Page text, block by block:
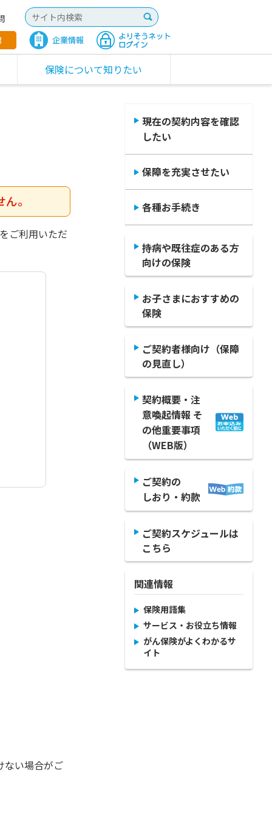
保険について知りたい
。
ご利用いただ
ない場合がご
現在の契約内容を確認
したい
保障を充実させたい
各種お手続き
持病や既往症のある方
向けの保険
お子さまにおすすめの
保険
ご契約者様向け（保障
の見直し）
契約概要・注
意喚起情報 そ
の他重要事項
（WEB版）
ご契約の
しおり・約款
ご契約スケジュールは
こちら
関連情報
保険用語集
サービス・お役立ち情報
がん保険がよくわかるサ
イト